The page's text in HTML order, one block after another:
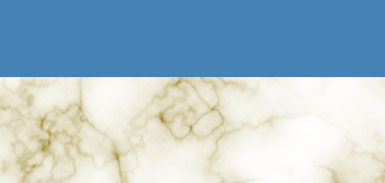
Ai tesori del passato